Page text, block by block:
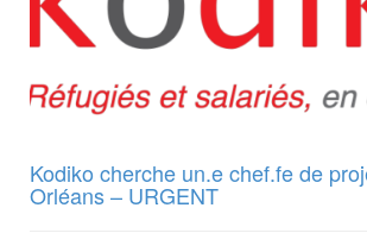
Kodiko cherche un.e chef.fe de
Orléans – URGENT